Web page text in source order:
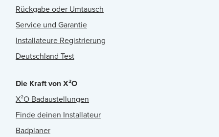
Rückgabe oder Umtausch
Service und Garantie
Installateure Registrierung
Deutschland Test
Die Kraft von X²O
X²O Badaustellungen
Finde deinen Installateur
Badplaner